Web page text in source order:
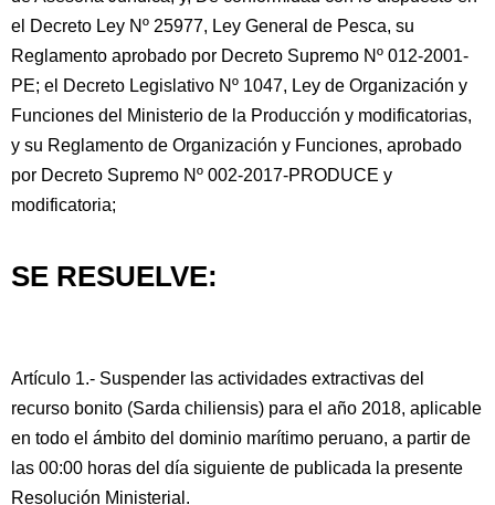
el Decreto Ley Nº 25977, Ley General de Pesca, su
Reglamento aprobado por Decreto Supremo Nº 012-2001-
PE; el Decreto Legislativo Nº 1047, Ley de Organización y
Funciones del Ministerio de la Producción y modificatorias,
y su Reglamento de Organización y Funciones, aprobado
por Decreto Supremo Nº 002-2017-PRODUCE y
modificatoria;
SE RESUELVE:
Artículo 1.- Suspender las actividades extractivas del
recurso bonito (Sarda chiliensis) para el año 2018, aplicable
en todo el ámbito del dominio marítimo peruano, a partir de
las 00:00 horas del día siguiente de publicada la presente
Resolución Ministerial.